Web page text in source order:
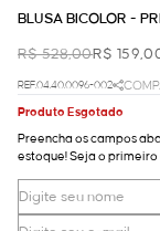
BLUSA BICOLOR -
R$ 528,00R$
REF.04.40.0096-002
Produto Esgotado
Preencha os campos
estoque! Seja o